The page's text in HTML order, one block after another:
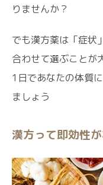
りませんか？
でも漢方薬は「症状
合わせて選ぶことが
1日であなたの体質
ましょう
漢方って即効性